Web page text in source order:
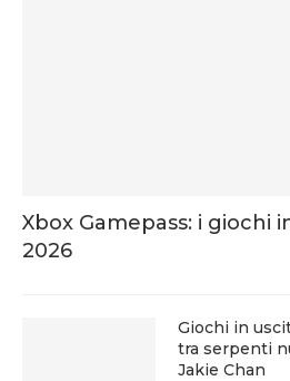
Xbox Gamepass: i giochi
2026
Giochi in
tra serpenti
Jakie Chan